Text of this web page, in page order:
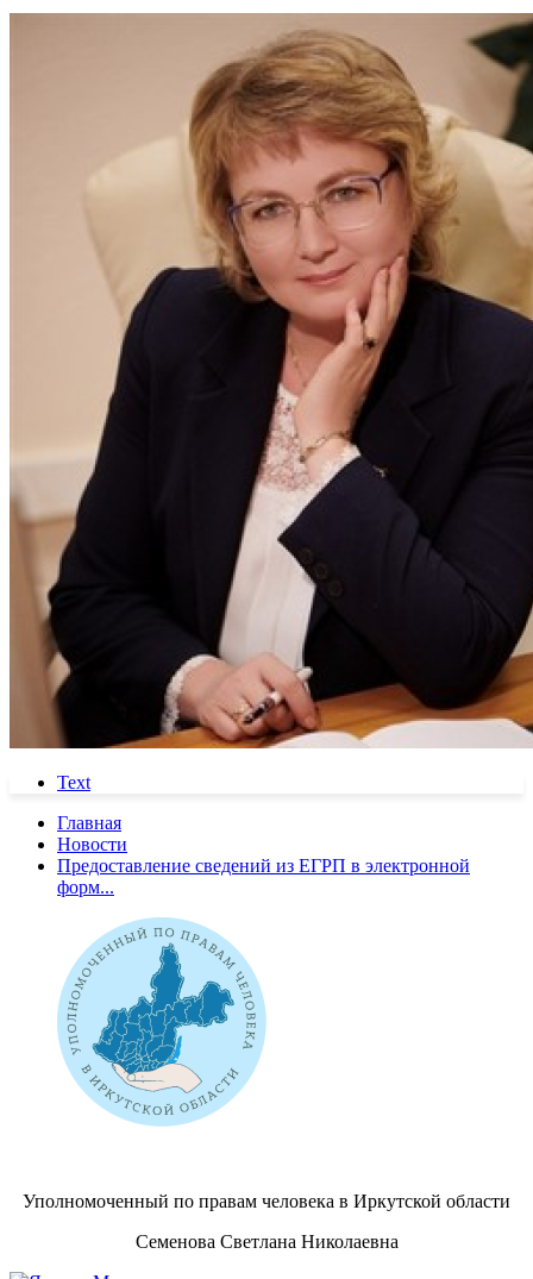
Text
Главная
Новости
Предоставление сведений из ЕГРП в электронной
форм...
Уполномоченный по правам человека в Иркутской области
Семенова Светлана Николаевна